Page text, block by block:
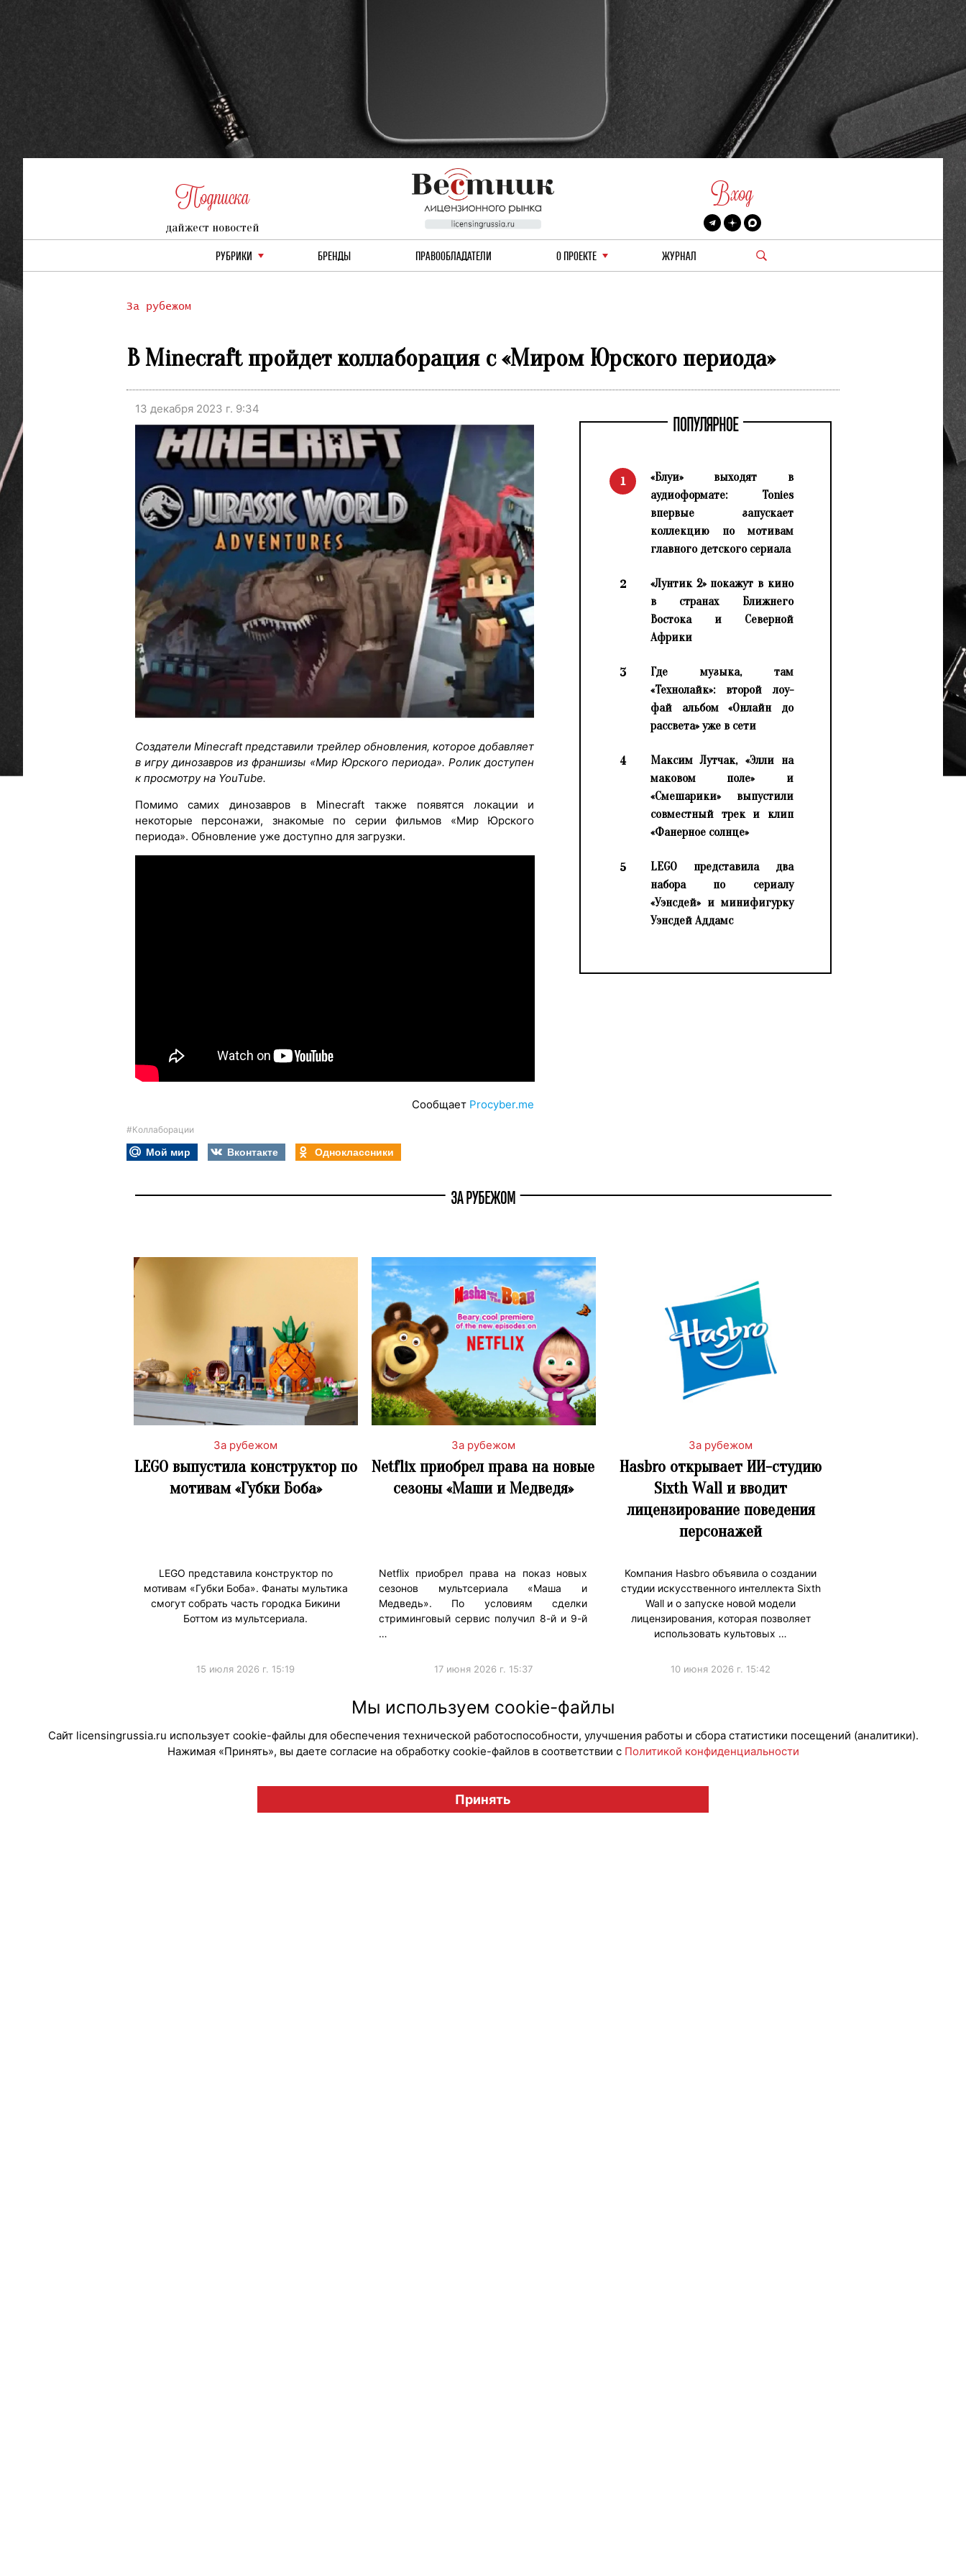
Подписка
дайжест новостей
Вход
РУБРИКИ БРЕНДЫ ПРАВООБЛАДАТЕЛИ О ПРОЕКТЕ ЖУРНАЛ
За рубежом
В Minecraft пройдет коллаборация с «Миром Юрского периода»
13 декабря 2023 г. 9:34
Создатели Minecraft представили трейлер обновления, которое добавляет
в игру динозавров из франшизы «Мир Юрского периода». Ролик доступен
к просмотру на YouTube.
Помимо самих динозавров в Minecraft также появятся локации и
некоторые персонажи, знакомые по серии фильмов «Мир Юрского
периода». Обновление уже доступно для загрузки.
Сообщает Рrocyber.me
ПОПУЛЯРНОЕ
1
«Блуи» выходят в
аудиоформате: Tonies
впервые запускает
коллекцию по мотивам
главного детского сериала
2
«Лунтик 2» покажут в кино
в странах Ближнего
Востока и Северной
Африки
3
Где музыка, там
«Технолайк»: второй лоу-
фай альбом «Онлайн до
рассвета» уже в сети
4
Максим Лутчак, «Элли на
маковом поле» и
«Смешарики» выпустили
совместный трек и клип
«Фанерное солнце»
5
LEGO представила два
набора по сериалу
«Уэнсдей» и минифигурку
Уэнсдей Аддамс
#Коллаборации
Мой мир Вконтакте Одноклассники
ЗА РУБЕЖОМ
За рубежом
LEGO выпустила конструктор по
мотивам «Губки Боба»
LEGO представила конструктор по
мотивам «Губки Боба». Фанаты мультика
смогут собрать часть городка Бикини
Боттом из мультсериала.
15 июля 2026 г. 15:19
За рубежом
Netflix приобрел права на новые
сезоны «Маши и Медведя»
Netflix приобрел права на показ новых
сезонов мультсериала «Маша и
Медведь». По условиям сделки
стриминговый сервис получил 8-й и 9-й
…
17 июня 2026 г. 15:37
За рубежом
Hasbro открывает ИИ-студию
Sixth Wall и вводит
лицензирование поведения
персонажей
Компания Hasbro объявила о создании
студии искусственного интеллекта Sixth
Wall и о запуске новой модели
лицензирования, которая позволяет
использовать культовых …
10 июня 2026 г. 15:42
© "Вестник лицензионного рынка", licensingrussia.ru, 2009-2026 12+
Мы используем cookie-файлы
Сайт licensingrussia.ru использует cookie-файлы для обеспечения технической работоспособности, улучшения работы и сбора статистики посещений (аналитики).
Нажимая «Принять», вы даете согласие на обработку cookie-файлов в соответствии с Политикой конфиденциальности
Принять